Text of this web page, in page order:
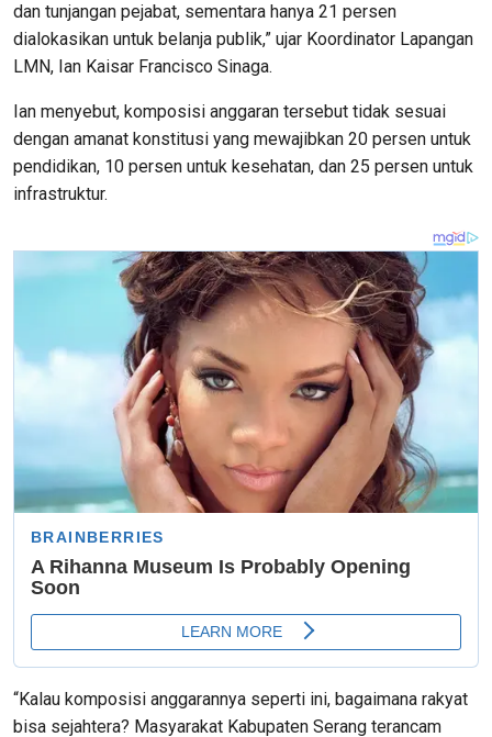
dan tunjangan pejabat, sementara hanya 21 persen
dialokasikan untuk belanja publik,” ujar Koordinator Lapangan
LMN, Ian Kaisar Francisco Sinaga.
Ian menyebut, komposisi anggaran tersebut tidak sesuai
dengan amanat konstitusi yang mewajibkan 20 persen untuk
pendidikan, 10 persen untuk kesehatan, dan 25 persen untuk
infrastruktur.
“Kalau komposisi anggarannya seperti ini, bagaimana rakyat
bisa sejahtera? Masyarakat Kabupaten Serang terancam